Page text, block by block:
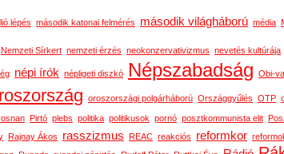
lépés második katonai felmérés második világháború média
Nemzeti Sírkert nemzeti érzés neokonzervativizmus nevetés kultúrája
népi írók népligeti diszkó Népszabadság Obi-
oroszországi polgárháború Országgyűlés OTP
Pirtó plebs politika politikusok pornó posztkommunista elit
Rajnay Ákos rasszizmus REAC reakciós reformkor